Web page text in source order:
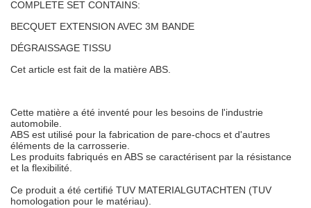
COMPLETE SET CONTAINS:
BECQUET EXTENSION AVEC 3M BANDE
DÉGRAISSAGE TISSU
Cet article est fait de la matière ABS.
Cette matière a été inventé pour les besoins de l'industrie
automobile.
ABS est utilisé pour la fabrication de pare-chocs et d'autres
éléments de la carrosserie.
Les produits fabriqués en ABS se caractérisent par la résistance
et la flexibilité.
Ce produit a été certifié TUV MATERIALGUTACHTEN (TUV
homologation pour le matériau).